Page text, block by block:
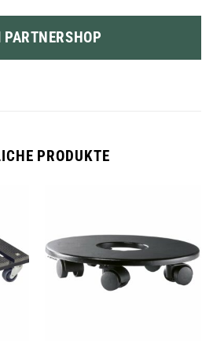
PARTNERSHOP
PRODUKTE